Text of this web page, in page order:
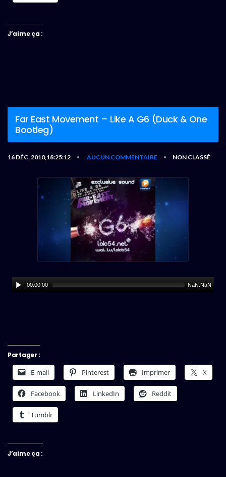
J’aime ça :
Far East Movement – Like A G6 (Duck & One
Bootleg)
16 DÉC, 2010,18:25:12 • AUCUN COMMENTAIRE • NON CLASSÉ
00:00:00 NaN:NaN
Partager :
E-mail Pinterest Imprimer X
Facebook LinkedIn Reddit
Tumblr
J’aime ça :